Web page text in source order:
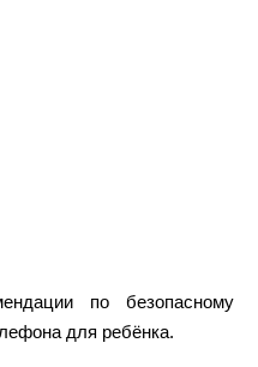
по безопасному
для ребёнка.